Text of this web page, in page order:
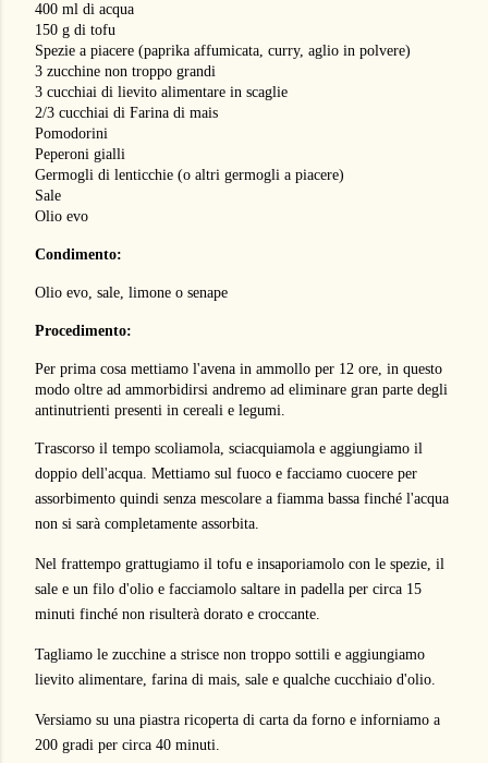
400 ml di acqua
150 g di tofu
Spezie a piacere (paprika affumicata, curry, aglio in polvere)
3 zucchine non troppo grandi
3 cucchiai di lievito alimentare in scaglie
2/3 cucchiai di Farina di mais
Pomodorini
Peperoni gialli
Germogli di lenticchie (o altri germogli a piacere)
Sale
Olio evo
Condimento:
Olio evo, sale, limone o senape
Procedimento:
Per prima cosa mettiamo l'avena in ammollo per 12 ore, in questo
modo oltre ad ammorbidirsi andremo ad eliminare gran parte degli
antinutrienti presenti in cereali e legumi.
Trascorso il tempo scoliamola, sciacquiamola e aggiungiamo il
doppio dell'acqua. Mettiamo sul fuoco e facciamo cuocere per
assorbimento quindi senza mescolare a fiamma bassa finché l'acqua
non si sarà completamente assorbita.
Nel frattempo grattugiamo il tofu e insaporiamolo con le spezie, il
sale e un filo d'olio e facciamolo saltare in padella per circa 15
minuti finché non risulterà dorato e croccante.
Tagliamo le zucchine a strisce non troppo sottili e aggiungiamo
lievito alimentare, farina di mais, sale e qualche cucchiaio d'olio.
Versiamo su una piastra ricoperta di carta da forno e inforniamo a
200 gradi per circa 40 minuti.